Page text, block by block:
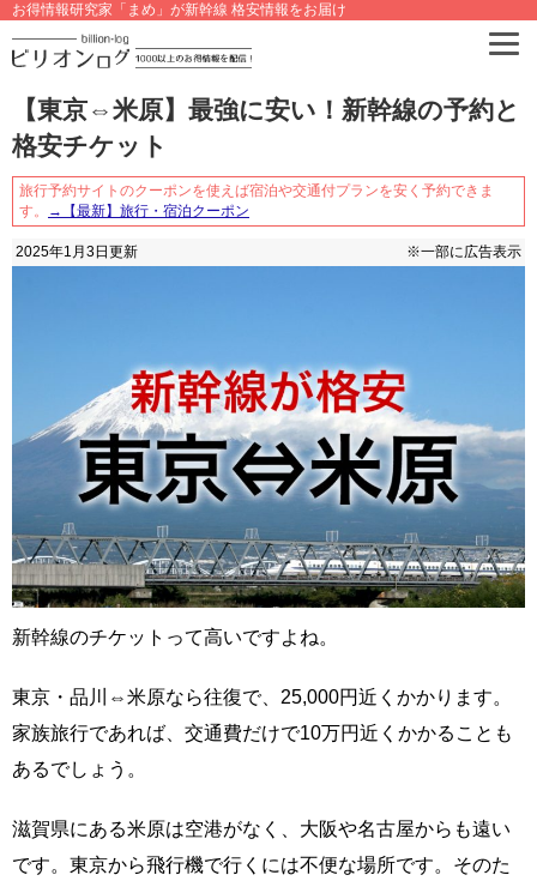
お得情報研究家「まめ」が新幹線 格安情報をお届け
【東京⇔米原】最強に安い！新幹線の予約と
格安チケット
旅行予約サイトのクーポンを使えば宿泊や交通付プランを安く予約できま
す。
→【最新】旅行・宿泊クーポン
2025年1月3日 更新 ※一部に広告表示
新幹線のチケットって高いですよね。
東京・品川⇔米原なら往復で、25,000円近くかかります。
家族旅行であれば、交通費だけで10万円近くかかることも
あるでしょう。
滋賀県にある米原は空港がなく、大阪や名古屋からも遠い
です。東京から飛行機で行くには不便な場所です。そのた